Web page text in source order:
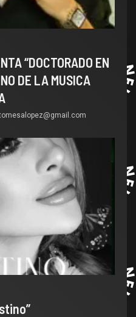
“DOCTORADO EN
DE LA MUSICA